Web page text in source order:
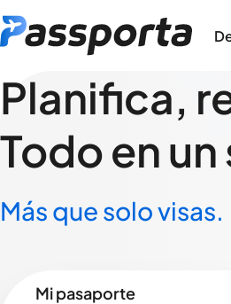
Planifica,
Todo en
Más que solo visas.
Mi pasaporte